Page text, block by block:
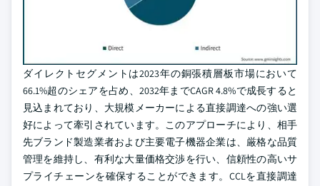
ダイレクトセグメントは2023年の銅張積層板市場において
66.1%超のシェアを占め、2032年までCAGR 4.8%で成長すると
見込まれており、大規模メーカーによる直接調達への強い選
好によって牽引されています。このアプローチにより、相手
先ブランド製造業者および主要電子機器企業は、厳格な品質
管理を維持し、有利な大量価格交渉を行い、信頼性の高いサ
プライチェーンを確保することができます。CCLを直接調達